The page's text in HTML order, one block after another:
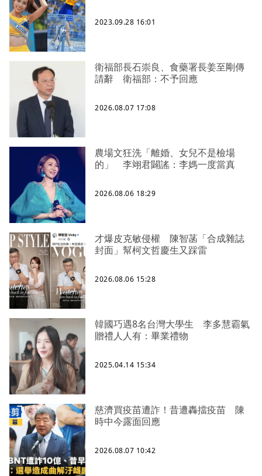
2023.09.28 16:01
衛福部長石崇良、食藥署長姜至剛傳
請辭 衛福部：不予回應
2026.08.07 17:08
農場文狂洗「離婚、女兒不是檢場
的」 李翊君闢謠：李媽一度當真
2026.08.06 18:29
才爆皮克敏侵權 陳智菡「合成雜誌
封面」幫柯文哲慶生又踩雷
2026.08.06 15:28
韓國巧遇8名台灣大學生 李多慧霸氣
贈禮人人有：畢業禮物
2025.04.14 15:34
慈濟買疫苗遭詐！昔遭轟擋疫苗 陳
時中今露面回應
2026.08.07 10:42